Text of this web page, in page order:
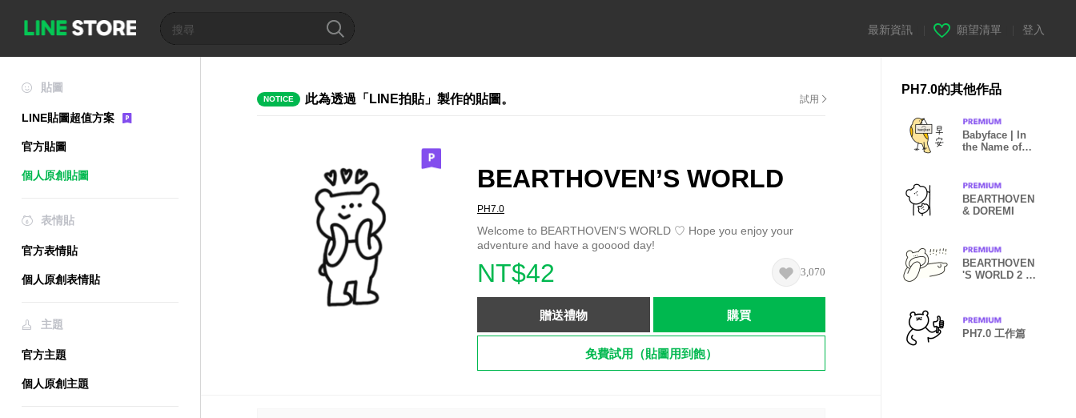
最新資訊 願望清單 登入
貼圖
LINE貼圖超值方案
官方貼圖
個人原創貼圖
表情貼
官方表情貼
個人原創表情貼
主題
官方主題
個人原創主題
NOTICE 此為透過「LINE拍貼」製作的貼圖。 試用
BEARTHOVEN’S WORLD
PH7.0
Welcome to BEARTHOVEN’S WORLD ♡ Hope you enjoy your
adventure and have a gooood day!
NT$42 3,070
贈送禮物 購買
免費試用（貼圖用到飽）
PH7.0的其他作品
Babyface | In
the Name of
BEARTHOVEN
& DOREMI
BEARTHOVEN
'S WORLD 2 ｜
PH7.0 工作篇